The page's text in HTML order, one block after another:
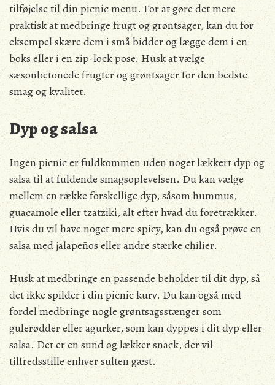
tilføjelse til din picnic menu. For at gøre det mere
praktisk at medbringe frugt og grøntsager, kan du for
eksempel skære dem i små bidder og lægge dem i en
boks eller i en zip-lock pose. Husk at vælge
sæsonbetonede frugter og grøntsager for den bedste
smag og kvalitet.
Dyp og salsa
Ingen picnic er fuldkommen uden noget lækkert dyp og
salsa til at fuldende smagsoplevelsen. Du kan vælge
mellem en række forskellige dyp, såsom hummus,
guacamole eller tzatziki, alt efter hvad du foretrækker.
Hvis du vil have noget mere spicy, kan du også prøve en
salsa med jalapeños eller andre stærke chilier.
Husk at medbringe en passende beholder til dit dyp, så
det ikke spilder i din picnic kurv. Du kan også med
fordel medbringe nogle grøntsagsstænger som
gulerødder eller agurker, som kan dyppes i dit dyp eller
salsa. Det er en sund og lækker snack, der vil
tilfredsstille enhver sulten gæst.